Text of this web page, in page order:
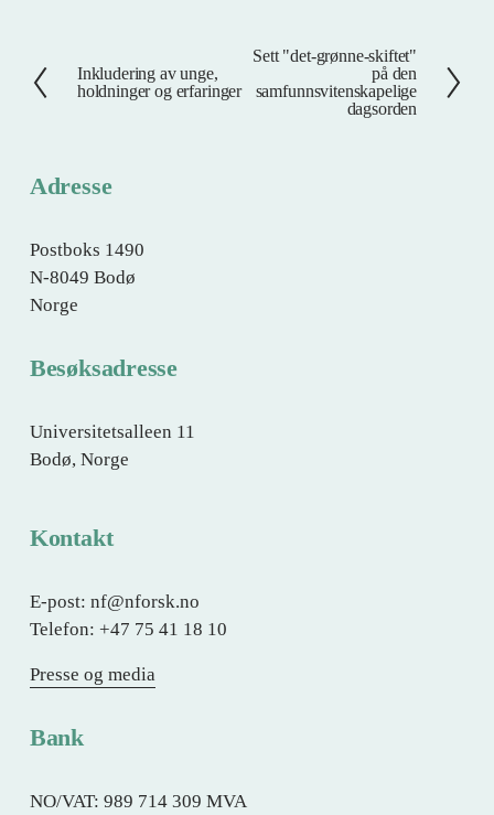
F
i
e
Inkludering av unge,
holdninger og erfaringer
N
Sett "det-grønne-skiftet"
på den
samfunnsvitenskapelige
dagsorden
Adresse
Postboks 1490
N-8049 Bodø
Norge
Besøksadresse
Universitetsalleen 11
Bodø, Norge
Kontakt
E-post: nf@nforsk.no
Telefon: +47 75 41 18 10
Presse og media
Bank
NO/VAT: 989 714 309 MVA